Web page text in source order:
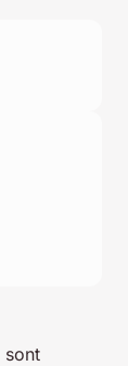
sont